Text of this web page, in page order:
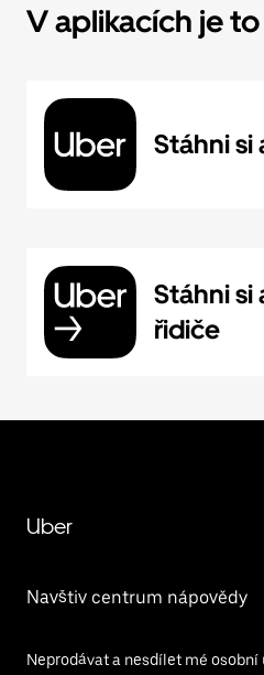
V aplikacích je
Stáhni si
Stáhni si
řidiče
Uber
Navštiv centrum nápovědy
Neprodávat a nesdílet mé osobní